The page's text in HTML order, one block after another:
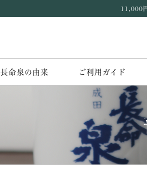
11,000
長命泉の由来 ご利用ガイド